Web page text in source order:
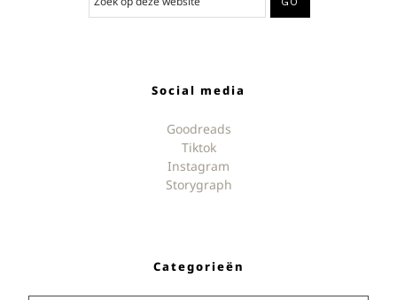
Social media
Goodreads
Tiktok
Instagram
Storygraph
Categorieën